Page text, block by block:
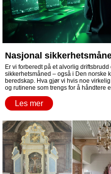
Nasjonal
Er vi forberedt på et alvorlig
sikkerhetsmåned – også i Den norske
beredskap. Hva gjør vi hvis noe
og rutinene som trengs for å håndtere
Les mer